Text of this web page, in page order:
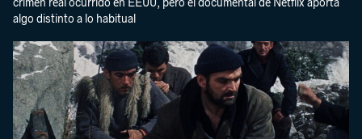
crimen real ocurrido en EEUU, pero el documental de Netflix aporta
algo distinto a lo habitual